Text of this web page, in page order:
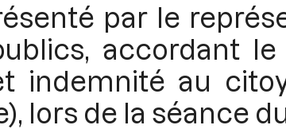
par le
accordant
indemnité au
lors de la séance